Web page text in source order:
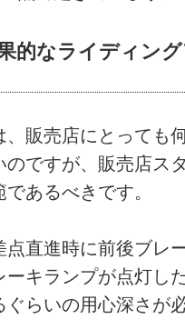
的なライディン
、販売店にとっても
のですが、販売店ス
あるべきです。
点直進時に前後ブレ
ーキランプが点灯し
ぐらいの用心深さが